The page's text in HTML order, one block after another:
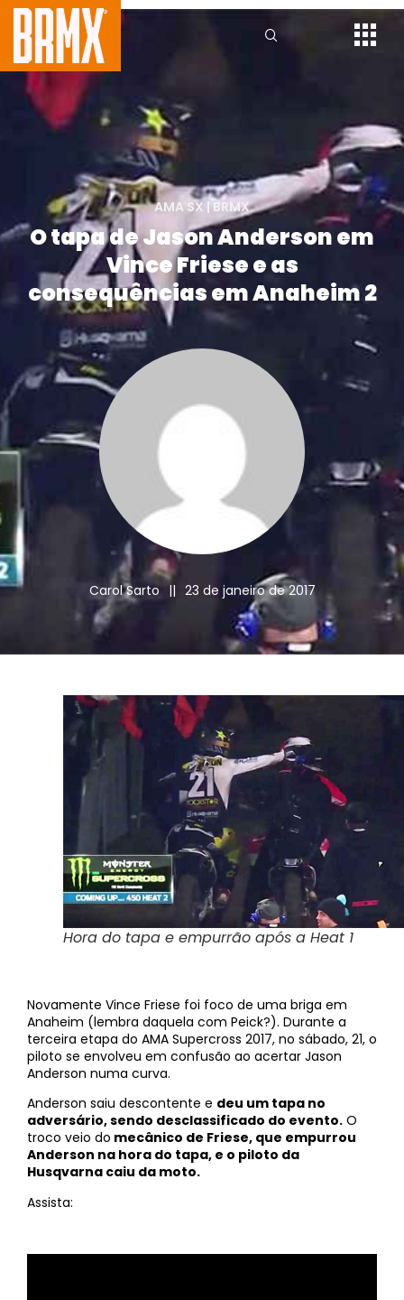
AMA SX |BRMX
O tapa de Jason Anderson em
Vince Friese e as
consequências em Anaheim 2
Carol Sarto || 23 de janeiro de 2017
Hora do tapa e empurrão após a Heat 1
Novamente Vince Friese foi foco de uma briga em
Anaheim (lembra daquela com Peick?). Durante a
terceira etapa do AMA Supercross 2017, no sábado, 21, o
piloto se envolveu em confusão ao acertar Jason
Anderson numa curva.
Anderson saiu descontente e deu um tapa no
adversário, sendo desclassificado do evento. O
troco veio do mecânico de Friese, que empurrou
Anderson na hora do tapa, e o piloto da
Husqvarna caiu da moto.
Assista: